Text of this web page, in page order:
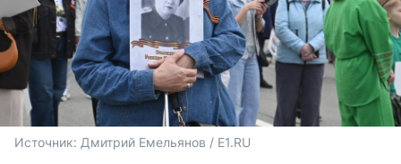
Источник: Дмитрий Емельянов / E1.RU